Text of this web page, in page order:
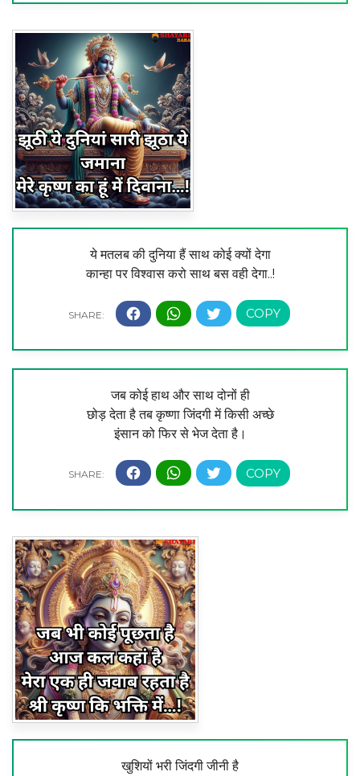
ये मतलब की दुनिया हैं साथ कोई क्यों देगा
कान्हा पर विश्वास करो साथ बस वही देगा..!
जब कोई हाथ और साथ दोनों ही
छोड़ देता है तब कृष्णा जिंदगी में किसी अच्छे
इंसान को फिर से भेज देता है।
खुशियों भरी जिंदगी जीनी है